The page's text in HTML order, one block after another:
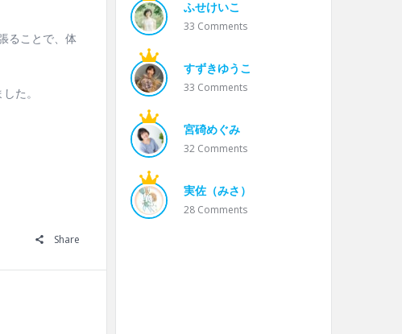
ることで、体
た。
Share
ふせけいこ
33 Comments
すずきゆうこ
33 Comments
宮碕めぐみ
32 Comments
実佐（みさ）
28 Comments